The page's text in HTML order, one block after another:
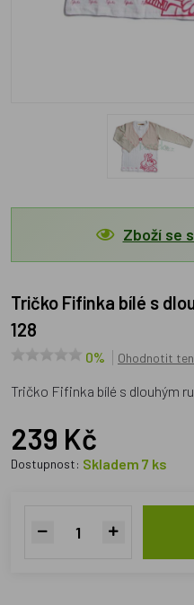
Zboží se
Tričko Fifinka bílé s dlouhým rukávem vel. 122-
128
0% Ohodnotit
Tričko Fifinka bílé s dlouhým
239 Kč
Dostupnost: Skladem 7 ks